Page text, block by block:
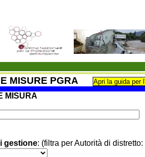
MISURE PGRA
MISURA
gestione: (filtra per Autorità di distretto: